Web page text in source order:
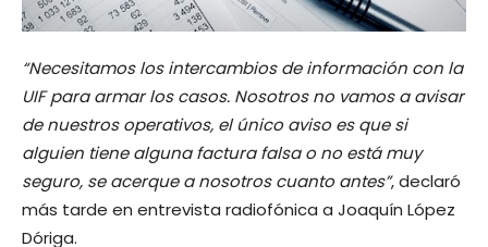
“Necesitamos los intercambios de información con la
UIF para armar los casos. Nosotros no vamos a avisar
de nuestros operativos, el único aviso es que si
alguien tiene alguna factura falsa o no está muy
seguro, se acerque a nosotros cuanto antes”, declaró
más tarde en entrevista radiofónica a Joaquín López
Dóriga.